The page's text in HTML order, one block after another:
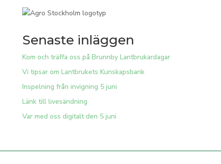
Senaste inläggen
Kom och träffa oss på Brunnby Lantbrukardagar
Vi tipsar om Lantbrukets Kunskapsbank
Inspelning från invigning 5 juni
Länk till livesändning
Var med oss digitalt den 5 juni